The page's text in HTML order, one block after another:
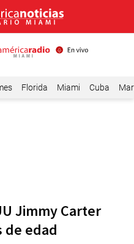
Florida Miami Cuba
Jimmy Carter
de edad